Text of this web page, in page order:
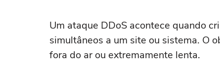
Um ataque DDoS acontece quando
simultâneos a um site ou sistema. O
fora do ar ou extremamente lenta.